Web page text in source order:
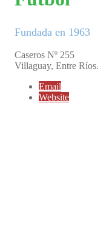
Fundada en 1963
Caseros Nº 255
Villaguay, Entre Ríos.
Email
Website